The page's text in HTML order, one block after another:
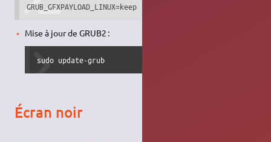
GRUB_GFXPAYLOAD_LINUX=keep
Mise à jour de GRUB2 :
sudo update-grub
Écran noir